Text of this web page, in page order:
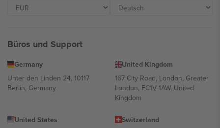
Büros und Support
Germany
Unter den Linden 24, 10117
Berlin, Germany
United Kingdom
167 City Road, London, Greater
London, EC1V 1AW, United
Kingdom
United States
Switzerland